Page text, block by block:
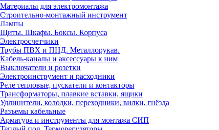
Материалы для электромонтажа
Строительно-монтажный инструмент
Лампы
Щиты. Шкафы. Боксы. Корпуса
Электросчетчики
Трубы ПВХ и ПНД. Металлорукав.
Кабель-каналы и аксессуары к ним
Выключатели и розетки
Электроинструмент и расходники
Реле тепловые, пускатели и контакторы
Трансформаторы, плавкие вставки, ящики
Удлинители, колодки, переходники, вилки, гнёзда
Разъемы кабельные
Арматура и инструменты для монтажа СИП